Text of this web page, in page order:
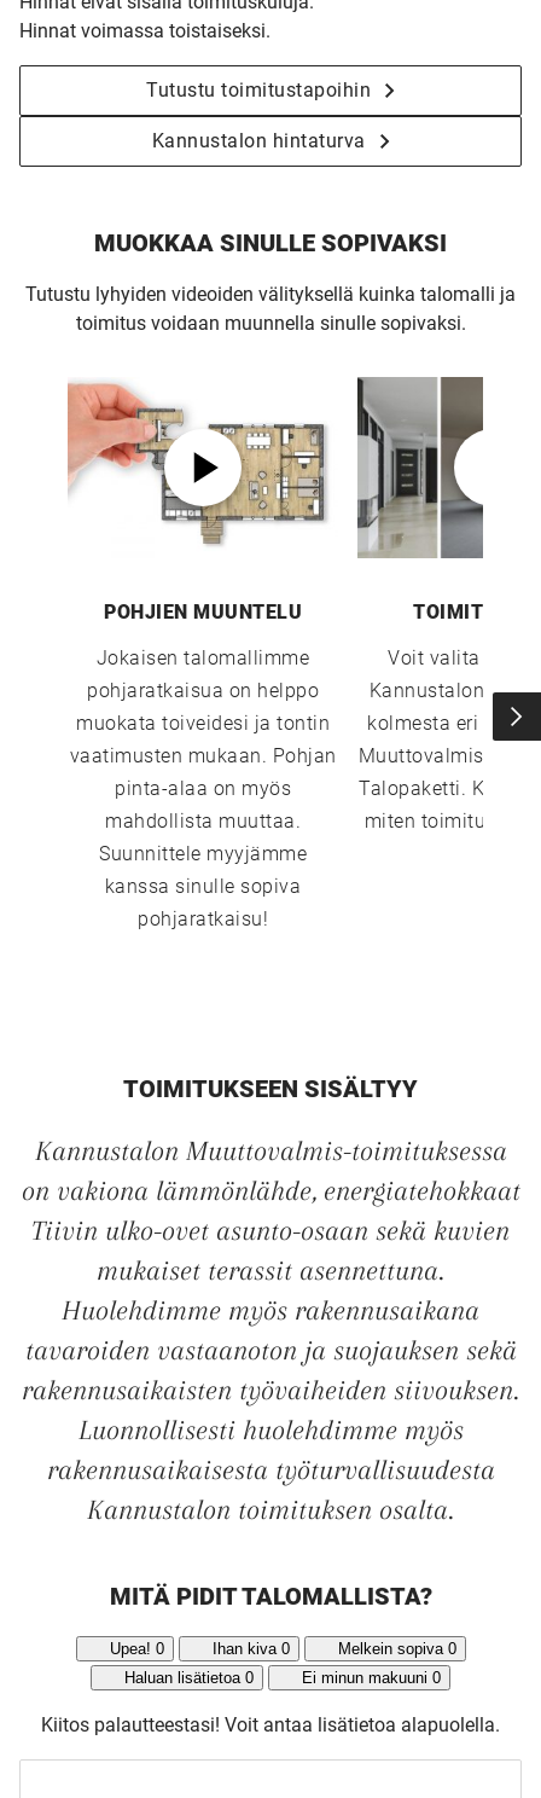
Hinnat voimassa toistaiseksi.
Tutustu toimitustapoihin
Kannustalon hintaturva
MUOKKAA SINULLE SOPIVAKSI
Tutustu lyhyiden videoiden välityksellä kuinka talomalli ja
toimitus voidaan muunnella sinulle sopivaksi.
POHJIEN MUUNTELU
Jokaisen talomallimme
pohjaratkaisua on helppo
muokata toiveidesi ja tontin
vaatimusten mukaan. Pohjan
pinta-alaa on myös
mahdollista muuttaa.
Suunnittele myyjämme
kanssa sinulle sopiva
pohjaratkaisu!
Voit valita
Kannustalon
kolmesta eri
Muuttovalmis,
Talopaketti. Katso
miten
TOIMITUKSEEN SISÄLTYY
Kannustalon Muuttovalmis-toimituksessa
on vakiona lämmönlähde, energiatehokkaat
Tiivin ulko-ovet asunto-osaan sekä kuvien
mukaiset terassit asennettuna.
Huolehdimme myös rakennusaikana
tavaroiden vastaanoton ja suojauksen sekä
rakennusaikaisten työvaiheiden siivouksen.
Luonnollisesti huolehdimme myös
rakennusaikaisesta työturvallisuudesta
Kannustalon toimituksen osalta.
MITÄ PIDIT TALOMALLISTA?
Upea! 0 Ihan kiva 0 Melkein sopiva 0
Haluan lisätietoa 0 Ei minun makuuni 0
Kiitos palautteestasi! Voit antaa lisätietoa alapuolella.
UUSI
UNELMISTA
KODIKSI-
TALOKIRJA ON
JULKAISTU